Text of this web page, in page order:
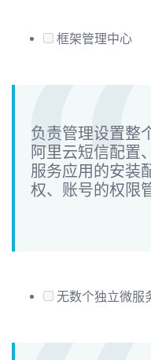
框架管理中心
负责管理设置整
阿里云短信配置
服务应用的安装
权、账号的权限
无数个独立微服